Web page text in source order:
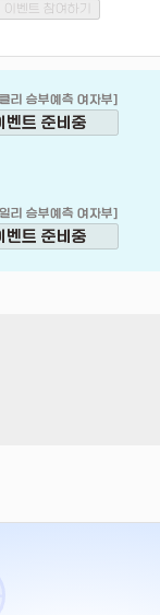
이벤트 참여하기
리 승부예측 여자부]
벤트 준비중
리 승부예측 여자부]
벤트 준비중